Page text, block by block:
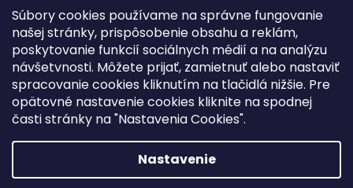
Súbory cookies používame na správne fungovanie
našej stránky, prispôsobenie obsahu a reklám,
poskytovanie funkcií sociálnych médií a na analýzu
návšetvnosti. Môžete prijať, zamietnuť alebo nastaviť
spracovanie cookies kliknutím na tlačidlá nižšie. Pre
opätovné nastavenie cookies kliknite na spodnej
časti stránky na "Nastavenia Cookies".
Nastavenie
Pre firmy Poradenstvo
iliek.sk. Všetky práva vyhradené.
nastavenie cookies